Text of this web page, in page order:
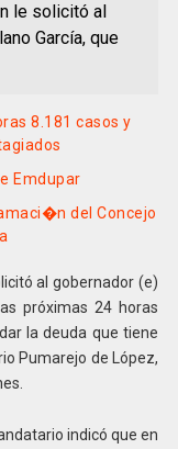
le solicitó al
García, que
8.181 casos y
Emdupar
del Concejo
al gobernador (e)
próximas 24 horas
la deuda que tiene
Pumarejo de López,
indicó que en